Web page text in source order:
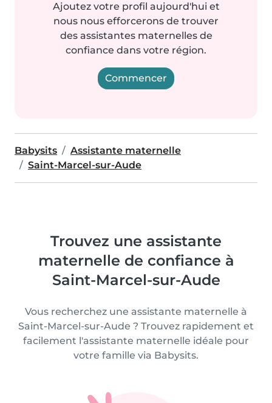
Ajoutez votre profil aujourd'hui et
nous nous efforcerons de trouver
des assistantes maternelles de
confiance dans votre région.
Commencer
Babysits
Assistante maternelle
Saint-Marcel-sur-Aude
Trouvez une assistante
maternelle de confiance à
Saint-Marcel-sur-Aude
Vous recherchez une assistante maternelle à
Saint-Marcel-sur-Aude ? Trouvez rapidement et
facilement l'assistante maternelle idéale pour
votre famille via Babysits.